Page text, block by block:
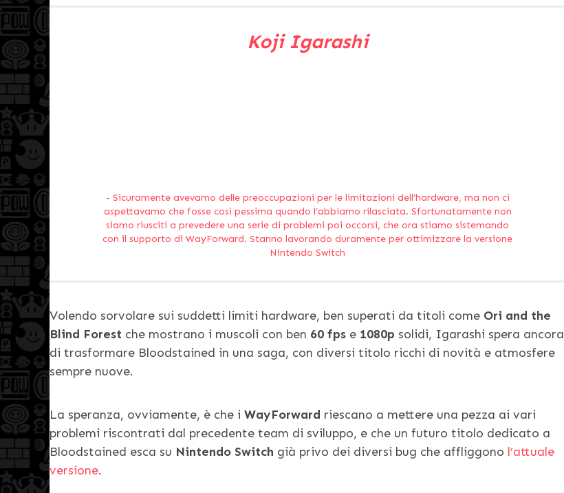
Koji Igarashi
Sicuramente avevamo delle preoccupazioni per le limitazioni dell’hardware, ma non ci
aspettavamo che fosse così pessima quando l’abbiamo rilasciata. Sfortunatamente non
siamo riusciti a prevedere una serie di problemi poi occorsi, che ora stiamo sistemando
con il supporto di WayForward. Stanno lavorando duramente per ottimizzare la versione
Nintendo Switch
Volendo sorvolare sui suddetti limiti hardware, ben superati da titoli come Ori and the
Blind Forest che mostrano i muscoli con ben 60 fps e 1080p solidi, Igarashi spera ancora
di trasformare Bloodstained in una saga, con diversi titolo ricchi di novità e atmosfere
sempre nuove.
La speranza, ovviamente, è che i WayForward riescano a mettere una pezza ai vari
problemi riscontrati dal precedente team di sviluppo, e che un futuro titolo dedicato a
Bloodstained esca su Nintendo Switch già privo dei diversi bug che affliggono l’attuale
versione.